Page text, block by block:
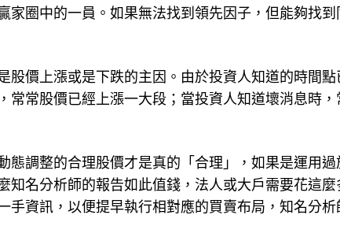
家圈中的一員。如果無法找到領先因子，但能夠找到
股價上漲或是下跌的主因。由於投資人知道的時間點
常常股價已經上漲一大段；當投資人知道壞消息時，
態調整的合理股價才是真的「合理」，如果是運用
知名分析師的報告如此值錢，法人或大戶需要花這麼
手資訊，以便提早執行相對應的買賣布局，知名分析